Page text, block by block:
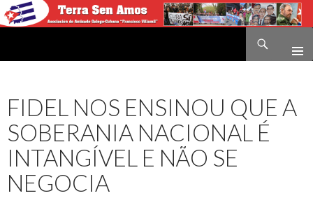
FIDEL NOS ENSINOU QUE A
SOBERANIA NACIONAL É
INTANGÍVEL E NÃO SE
NEGOCIA